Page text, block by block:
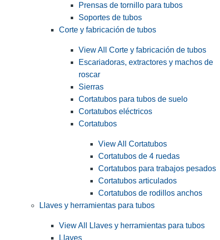
Prensas de tornillo para tubos
Soportes de tubos
Corte y fabricación de tubos
View All Corte y fabricación de tubos
Escariadoras, extractores y machos de
roscar
Sierras
Cortatubos para tubos de suelo
Cortatubos eléctricos
Cortatubos
View All Cortatubos
Cortatubos de 4 ruedas
Cortatubos para trabajos pesados
Cortatubos articulados
Cortatubos de rodillos anchos
Llaves y herramientas para tubos
View All Llaves y herramientas para tubos
Llaves